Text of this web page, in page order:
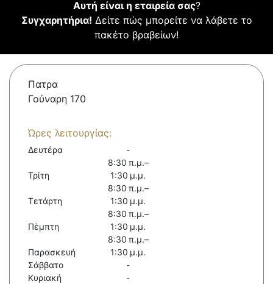
Αυτή είναι η εταιρεία σας?
Συγχαρητήρια! Δείτε πώς μπορείτε να λάβετε το
πακέτο βραβείων!
Πατρα
Γούναρη 170
Ώρες λειτουργίας:
Δευτέρα -
Τρίτη
8:30 π.μ.–
1:30 μ.μ.
Τετάρτη
8:30 π.μ.–
1:30 μ.μ.
Πέμπτη
8:30 π.μ.–
1:30 μ.μ.
Παρασκευή
8:30 π.μ.–
1:30 μ.μ.
Σάββατο
-
Κυριακή
-